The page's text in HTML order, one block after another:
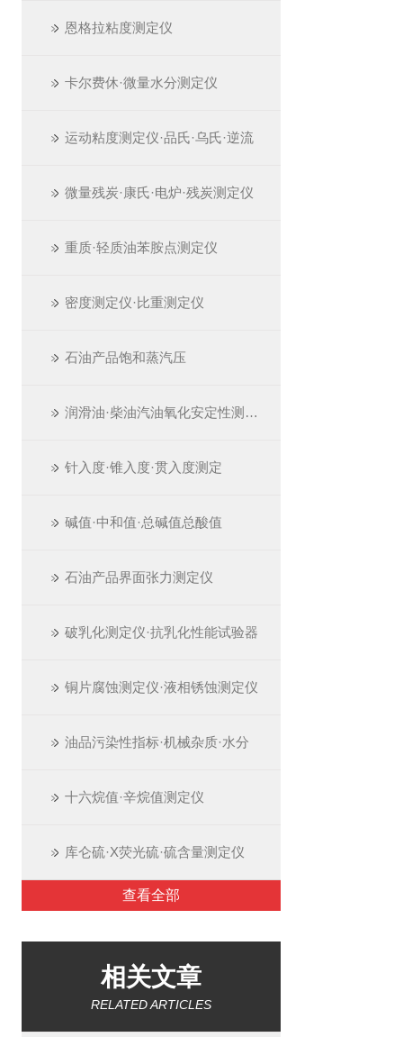
恩格拉粘度测定仪
卡尔费休·微量水分测定仪
运动粘度测定仪·品氏·乌氏·逆流
微量残炭·康氏·电炉·残炭测定仪
重质·轻质油苯胺点测定仪
密度测定仪·比重测定仪
石油产品饱和蒸汽压
润滑油·柴油汽油氧化安定性测定仪
针入度·锥入度·贯入度测定
碱值·中和值·总碱值总酸值
石油产品界面张力测定仪
破乳化测定仪·抗乳化性能试验器
铜片腐蚀测定仪·液相锈蚀测定仪
油品污染性指标·机械杂质·水分
十六烷值·辛烷值测定仪
库仑硫·X荧光硫·硫含量测定仪
查看全部
相关文章
RELATED ARTICLES